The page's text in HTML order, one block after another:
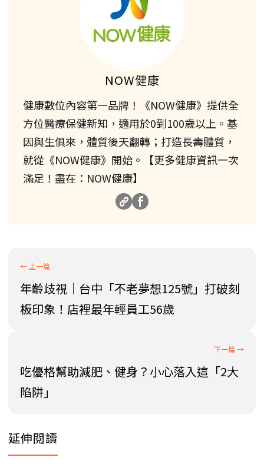
NOW健康
健康數位內容第一品牌！《NOW健康》提供全
方位醫療保健新知，適用於0到100歲以上。基
因與生俱來，體質後天翻轉；打造長壽體質，
就從《NOW健康》開始。【更多健康資訊一次
滿足！盡在：NOW健康】
年齡歧視│台中「不老夢想125號」打破刻
板印象！店裡最年輕員工56歲
吃優格幫助減肥、健身？小心落入這「2大
陷阱」
延伸閱讀